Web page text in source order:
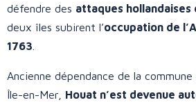
défendre des attaques hollandaises
deux îles subirent l’occupation de
1763
Ancienne dépendance de la
Île-en-Mer, Houat n’est devenue